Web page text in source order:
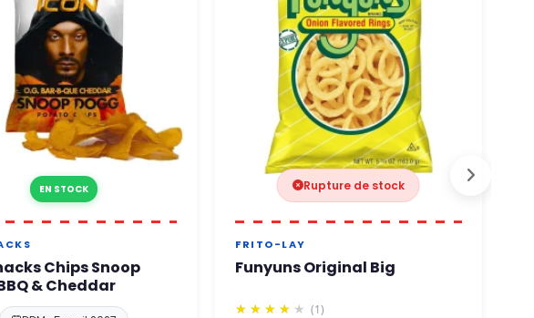
EN STOCK
Chips Snoop
& Cheddar
Rupture de stock
FRITO-LAY
Funyuns Original Big
(1)